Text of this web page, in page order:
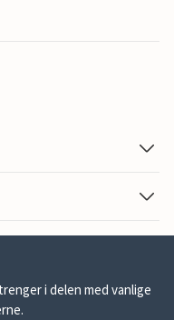
i delen med vanlige